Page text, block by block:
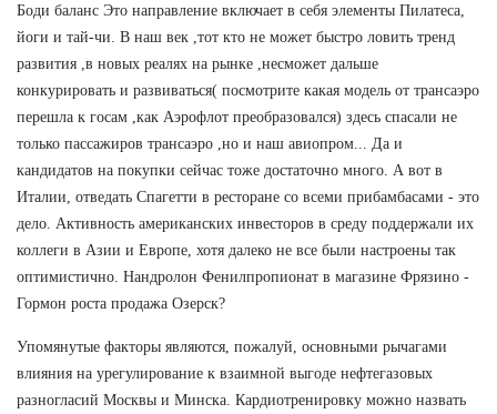
Боди баланс Это направление включает в себя элементы Пилатеса,
йоги и тай-чи. В наш век ,тот кто не может быстро ловить тренд
развития ,в новых реалях на рынке ,несможет дальше
конкурировать и развиваться( посмотрите какая модель от трансаэро
перешла к госам ,как Аэрофлот преобразовался) здесь спасали не
только пассажиров трансаэро ,но и наш авиопром... Да и
кандидатов на покупки сейчас тоже достаточно много. А вот в
Италии, отведать Спагетти в ресторане со всеми прибамбасами - это
дело. Активность американских инвесторов в среду поддержали их
коллеги в Азии и Европе, хотя далеко не все были настроены так
оптимистично. Нандролон Фенилпропионат в магазине Фрязино -
Гормон роста продажа Озерск?
Упомянутые факторы являются, пожалуй, основными рычагами
влияния на урегулирование к взаимной выгоде нефтегазовых
разногласий Москвы и Минска. Кардиотренировку можно назвать